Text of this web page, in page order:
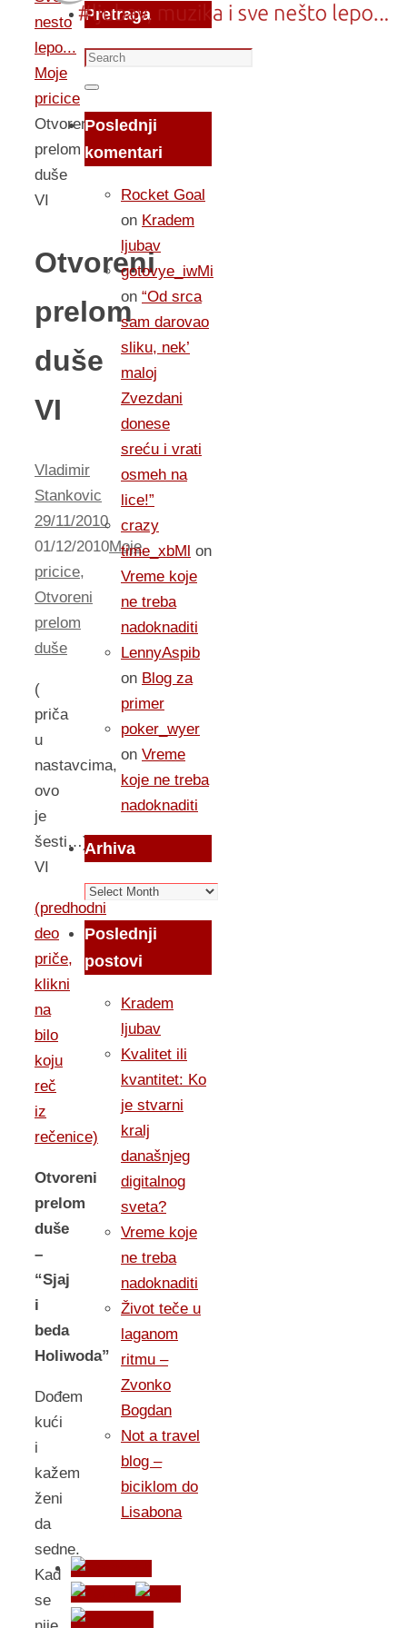
nesto
lepo...
Moje
pricice
Otvoreni
prelom
duše
VI
Otvoreni
prelom
duše
VI
Vladimir
Stankovic
29/11/2010
01/12/2010Moje
pricice,
Otvoreni
prelom
duše
(
priča
u
nastavcima,
ovo
je
šesti…)
VI
(predhodni
deo
priče,
klikni
na
bilo
koju
reč
iz
rečenice)
Otvoreni
prelom
duše
–
“Sjaj
i
beda
Holiwoda”
Dođem
kući
i
kažem
ženi
da
sedne.
Kad
se
Pretraga
Search
for:
Search
Poslednji
komentari
Rocket Goal
on Kradem
ljubav
gotovye_iwMi
on “Od srca
sam darovao
sliku, nek’
maloj
Zvezdani
donese
sreću i vrati
osmeh na
lice!”
crazy
time_xbMl on
Vreme koje
ne treba
nadoknaditi
LennyAspib
on Blog za
primer
poker_wyer
on Vreme
koje ne treba
nadoknaditi
Arhiva
Arhiva
Poslednji
postovi
Kradem
ljubav
Kvalitet ili
kvantitet: Ko
je stvarni
kralj
današnjeg
digitalnog
sveta?
Vreme koje
ne treba
nadoknaditi
Život teče u
laganom
ritmu –
Zvonko
Bogdan
Not a travel
blog –
biciklom do
Lisabona